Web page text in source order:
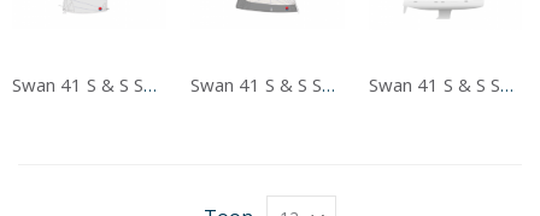
Swan 41 S & S Short Rigg Grootzeil Swan 41 S & S Short Rigg Voorzeil Swan 41 S & S Short Rigg Tentwerk